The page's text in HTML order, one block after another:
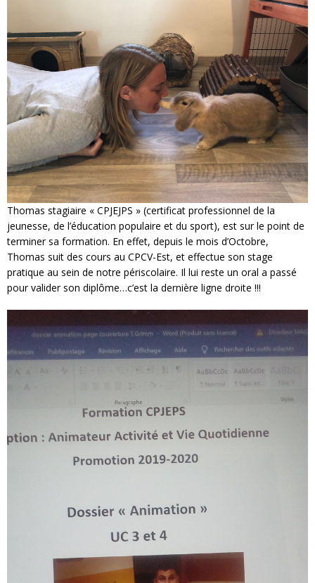
Thomas stagiaire « CPJEJPS » (certificat professionnel de la
jeunesse, de l’éducation populaire et du sport), est sur le point de
terminer sa formation. En effet, depuis le mois d’Octobre,
Thomas suit des cours au CPCV-Est, et effectue son stage
pratique au sein de notre périscolaire. Il lui reste un oral a passé
pour valider son diplôme…c’est la dernière ligne droite !!!